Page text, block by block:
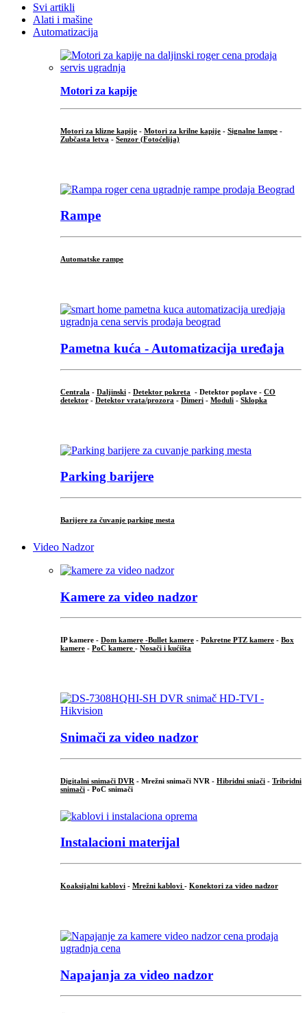
Svi artikli
Alati i mašine
Automatizacija
Motori za kapije
Motori za klizne kapije - Motori za krilne kapije - Signalne lampe -
Zubčasta letva - Senzor (Fotoćelija)
Rampe
Automatske rampe
Pametna kuća - Automatizacija uređaja
Centrala - Daljinski - Detektor pokreta - Detektor poplave - CO
detektor - Detektor vrata/prozora - Dimeri - Moduli - Sklopka
Parking barijere
Barijere za čuvanje parking mesta
Video Nadzor
Kamere za video nadzor
IP kamere - Dom kamere -Bullet kamere - Pokretne PTZ kamere - Box
kamere - PoC kamere - Nosači i kućišta
Snimači za video nadzor
Digitalni snimači DVR - Mrežni snimači NVR - Hibridni sniači - Tribridni
snimači - PoC snimači
Instalacioni materijal
Koaksijalni kablovi - Mrežni kablovi - Konektori za video nadzor
Napajanja za video nadzor